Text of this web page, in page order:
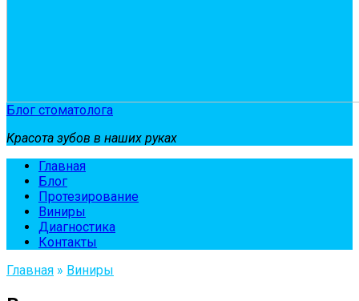
Блог стоматолога
Красота зубов в наших руках
Главная
Блог
Протезирование
Виниры
Диагностика
Контакты
Главная » Виниры